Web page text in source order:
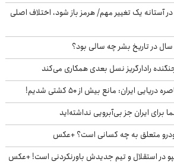
آستانه یک تغییر مهم/ هرمز باز شود، اختلاف اصلی
در تاریخ بشر چه سالی بود؟
رادارگریز نسل بعدی همکاری می‌کند
ایران: مانع بیش از ۵۰ کشتی شدیم!
برای ایران جز بی‌آبرویی نداشته‌اید
متعلق به چه کسانی است؟ +عکس
در استقلال و تیم جدیدش باورنکردنی است! +عکس